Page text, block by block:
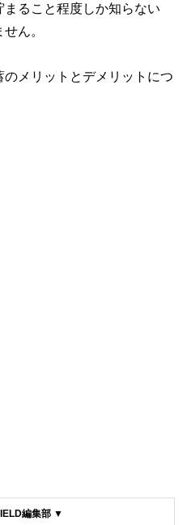
ること程度しか知らない
ん。
メリットとデメリットにつ
編集部 ▼